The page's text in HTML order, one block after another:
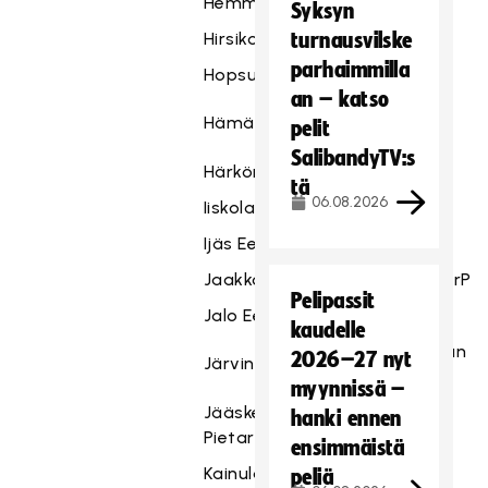
Hirsikorpi Mika
OLS
Hopsu Severi
Viikingit
Hämäläinen Aapo
Josba
Härkönen Akseli
TPS
Iiskola Heikki
Indians
Ijäs Eetu
Jaakkola Toni
Nokian KrP
Jalo Eero
Järvinen Perttu
Tapanilan
Erä
Jääskeläinen
Pietari
Classic
Kainulainen Justus
Syksyn
turnausvilske
parhaimmilla
an – katso
pelit
SalibandyTV:s
tä
06.08.2026
Pelipassit
kaudelle
2026–27 nyt
myynnissä –
hanki ennen
ensimmäistä
peliä